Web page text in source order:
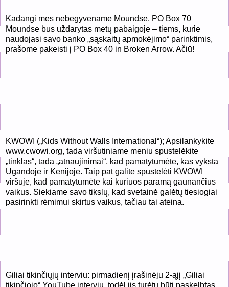
Kadangi mes nebegyvename Moundse, PO Box 70
Moundse bus uždarytas metų pabaigoje – tiems, kurie
naudojasi savo banko „sąskaitų apmokėjimo“ parinktimis,
prašome pakeisti į PO Box 40 in Broken Arrow. Ačiū!
KWOWI („Kids Without Walls International“); Apsilankykite
www.cwowi.org, tada viršutiniame meniu spustelėkite
„tinklas“, tada „atnaujinimai“, kad pamatytumėte, kas vyksta
Ugandoje ir Kenijoje. Taip pat galite spustelėti KWOWI
viršuje, kad pamatytumėte kai kuriuos paramą gaunančius
vaikus. Siekiame savo tikslų, kad svetainė galėtų tiesiogiai
pasirinkti rėmimui skirtus vaikus, tačiau tai ateina.
Giliai tikinčiųjų interviu: pirmadienį įrašinėju 2-ąjį „Giliai
tikinčiojo“ YouTube interviu, todėl jis turėtų būti paskelbtas